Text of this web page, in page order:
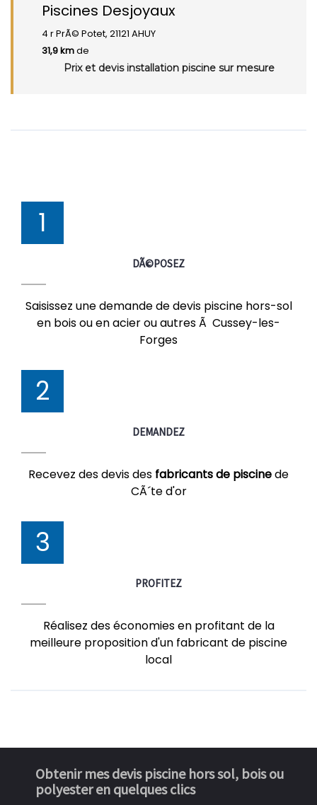
Piscines Desjoyaux
4 r PrÃ© Potet, 21121 AHUY
31,9 kmde
Prix et devis installation piscine sur mesure
1
DÃ©POSEZ
Saisissez une demande de devis piscine hors-sol
en bois ou en acier ou autres Ã Cussey-les-
Forges
2
DEMANDEZ
Recevez des devis des fabricants de piscinede
CÃ´te d'or
3
PROFITEZ
Réalisez des économies en profitant de la
meilleure proposition d'un fabricant de piscine
local
Obtenir mes devis piscine hors sol, bois ou
polyester en quelques clics